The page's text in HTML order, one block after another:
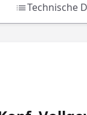
Technische